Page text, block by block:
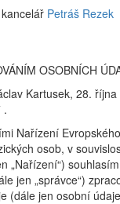
Petráš Rezek
OSOBNÍCH
Kartusek, 28.
.
Nařízení
osob, v
„Nařízení“)
jen „správce“)
(dále jen osobní